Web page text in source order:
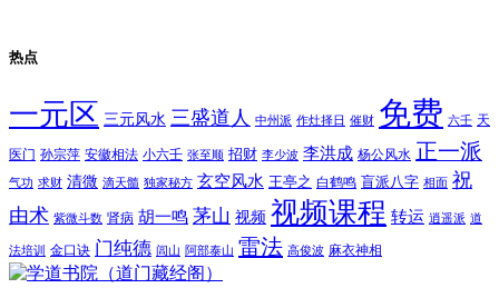
热点
一元区 三元风水 三盛道人 中州派 作灶择日 催财 免费 六壬 天
医门 孙宗萍 安徽相法 小六壬 张至顺 招财 李少波 李洪成 杨公风水 正一派
气功 求财 清微 滴天髓 独家秘方 玄空风水 王亭之 白鹤鸣 盲派八字 相面 祝
由术 紫微斗数 肾病 胡一鸣 茅山 视频 视频课程 转运 逍遥派 道
法培训 金口诀 门纯德 闾山 阿部泰山 雷法 高俊波 麻衣神相